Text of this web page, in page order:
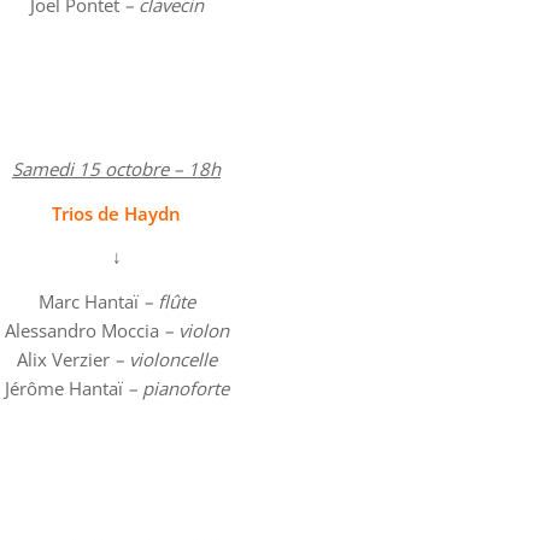
Samedi 15 octobre – 18h
Trios de Haydn
↓
Marc Hantaï – flûte
Alessandro Moccia – violon
Alix Verzier – violoncelle
Jérôme Hantaï – pianoforte